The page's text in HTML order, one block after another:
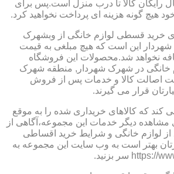
رایگان کالا تا درب منزل است.پس برای
هیچ گونه هزینه ای پرداخت نخواهید کرد.
خرید قسطی لوازم خانگی از وبشهرک
این است که هیچ مبلغی به قیمت
نخواهد شد.محصولات این فروشگاه
در شهرک شهردار, منطقه شهرک
اصالت کالا و خدمات پس از فروش
قرار می گیرند.
کند که کالاهای خریداری شده را به موقع
مشاهده دیگر خدمات این مجموعه،آگاهی از
از لوازم خانگی و شرایط خرید اقساطی
بهتر است به وب سایت این مجموعه به